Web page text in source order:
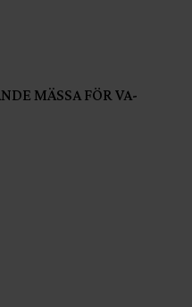
MÄSSA FÖR VA-